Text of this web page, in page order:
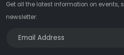
Get all the latest information on events,
newsletter: